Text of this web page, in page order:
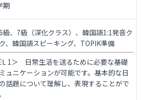
期
級、7級（深化クラス）、韓国語1:1発音ク
、韓国語スピーキング、TOPIK準備
1＞ 日常生活を送るために必要な基礎
ュニケーションが可能です。基本的な日
話題について理解し、表現することがで